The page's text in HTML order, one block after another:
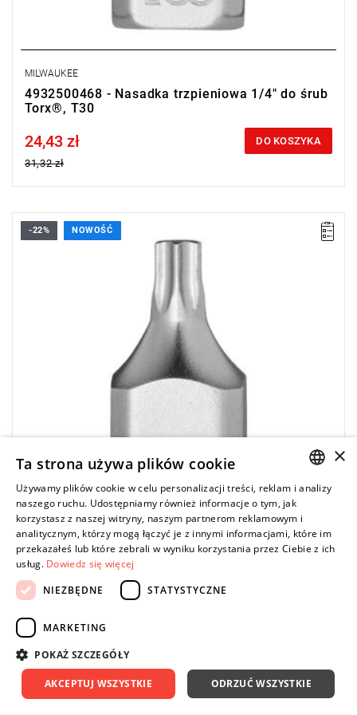
MILWAUKEE
4932500468 - Nasadka trzpieniowa 1/4" do śrub
Torx®, T30
Price tax included
24,43 zł
31,32 zł
DO KOSZYKA
-22% NOWOŚĆ
MILWAUKEE
4932500465 - Nasadka trzpieniowa 1/4" do śrub
Torx®, T20
Price tax included
23,75 zł
30,45 zł
ENGLISH
×
Ta strona używa plików cookie
Używamy plików cookie w celu personalizacji treści, reklam i analizy
naszego ruchu. Udostępniamy również informacje o tym, jak
korzystasz z naszej witryny, naszym partnerom reklamowym i
analitycznym, którzy mogą łączyć je z innymi informacjami, które im
przekazałeś lub które zebrali w wyniku korzystania przez Ciebie z ich
usług. Dowiedz się więcej
NIEZBĘDNE
STATYSTYCZNE
MARKETING
POKAŻ SZCZEGÓŁY
AKCEPTUJ WSZYSTKIE ODRZUĆ WSZYSTKIE